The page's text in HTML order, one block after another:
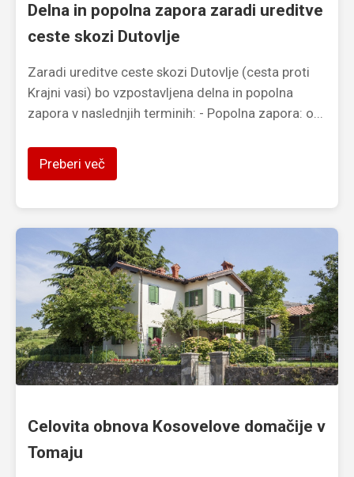
Delna in popolna zapora zaradi ureditve
ceste skozi Dutovlje
Zaradi ureditve ceste skozi Dutovlje (cesta proti
Krajni vasi) bo vzpostavljena delna in popolna
zapora v naslednjih terminih: - Popolna zapora: o...
Preberi več
Celovita obnova Kosovelove domačije v
Tomaju